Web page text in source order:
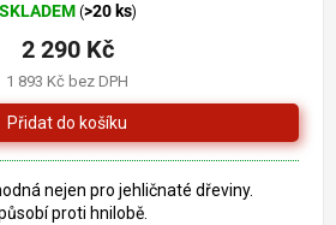
SKLADEM (>20 ks)
1 893 Kč bez DPH
2 290 Kč
nejen pro jehličnaté dřeviny.
proti hnilobě.